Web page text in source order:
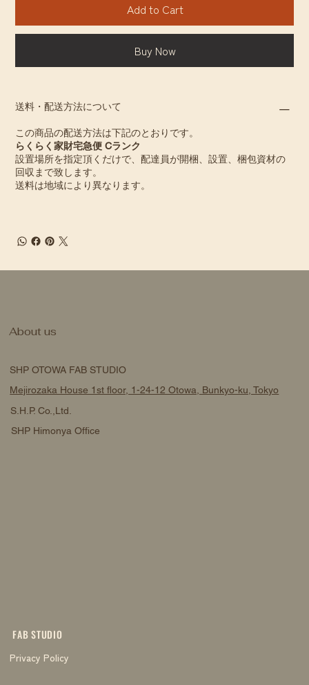
Add to Cart
Buy Now
送料・配送方法について
この商品の配送方法は下記のとおりです。
らくらく家財宅急便 Cランク
設置場所を指定頂くだけで、配達員が開梱、設置、梱包資材の
回収まで致します。
送料は地域により異なります。
FAB STUDIO
Privacy Policy
SHP OTOWA FAB STUDIO
Mejirozaka House 1st floor, 1-24-12 Otowa, Bunkyo-ku, Tokyo
S.H.P. Co.,Ltd.
SHP Himonya Office
About us